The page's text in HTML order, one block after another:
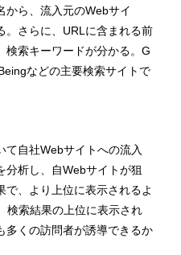
から、流入元のWebサイ
。さらに、URLに含まれる前
検索キーワードが分かる。G
などの主要検索サイトで
て自社Webサイトへの流入
分析し、自Webサイトが狙
で、より上位に表示されるよ
検索結果の上位に表示され
多くの訪問者が誘導できるか